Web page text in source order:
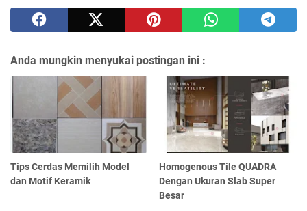
Anda mungkin menyukai postingan ini :
Tips Cerdas Memilih Model
dan Motif Keramik
Homogenous Tile QUADRA
Dengan Ukuran Slab Super
Besar